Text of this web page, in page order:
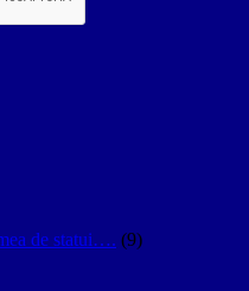
de statui…. (9)